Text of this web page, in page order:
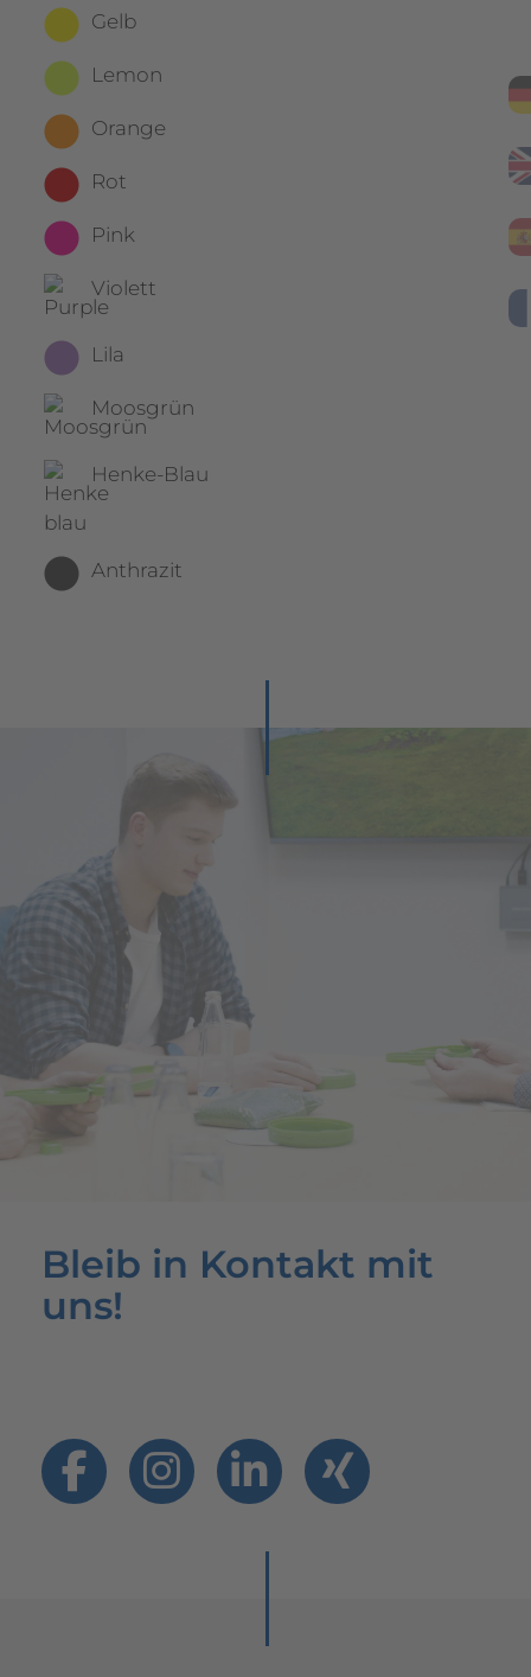
Gelb
Lemon
Orange
Rot
Pink
Violett
Lila
Moosgrün
Henke-Blau
Anthrazit
Bleib in Kontakt mit
uns!